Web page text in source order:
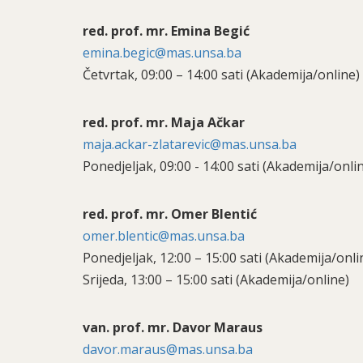
red. prof. mr. Emina Begić
emina.begic@mas.unsa.ba
Četvrtak, 09:00 – 14:00 sati (Akademija/online)
red. prof. mr. Maja Ačkar
maja.ackar-zlatarevic@mas.unsa.ba
Ponedjeljak, 09:00 - 14:00 sati (Akademija/
red. prof. mr. Omer Blentić
omer.blentic@mas.unsa.ba
Ponedjeljak, 12:00 – 15:00 sati (Akademija/
Srijeda, 13:00 – 15:00 sati (Akademija/online)
van. prof. mr. Davor Maraus
davor.maraus@mas.unsa.ba